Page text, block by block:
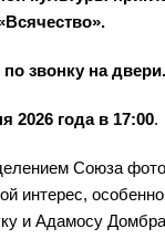
звонку на двери.
2026 года в 17:00.
Союза
интерес,
и Адамосу